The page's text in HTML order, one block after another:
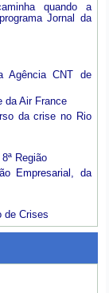
quando a
Jornal da
Agência CNT de
da Air France
da crise no Rio
Região
Empresarial, da
de Crises